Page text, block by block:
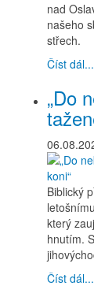
nad
našeho
střech.
Číst dál...
„Do
Biblický
který
hnutím.
Číst dál...